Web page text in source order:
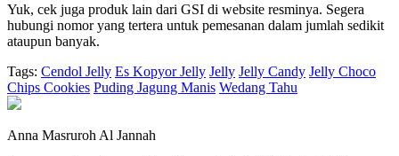
Yuk, cek juga produk lain dari GSI di website resminya. Segera
hubungi nomor yang tertera untuk pemesanan dalam jumlah sedikit
ataupun banyak.
Tags: Cendol Jelly Es Kopyor Jelly Jelly Jelly Candy Jelly Choco
Chips Cookies Puding Jagung Manis Wedang Tahu
Anna Masruroh Al Jannah